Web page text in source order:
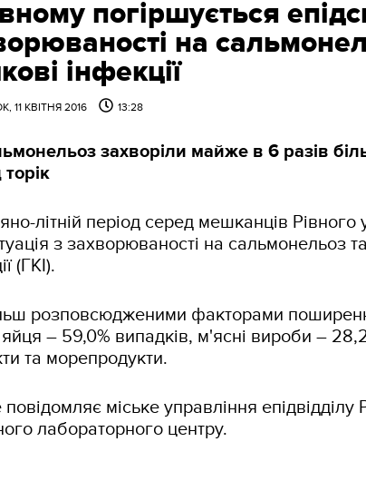
погіршується
на
інфекції
11 КВІТНЯ 2016 13:28
захворіли майже в 6 разів
літній період серед мешканців Рівного
з захворюваності на сальмонельоз
(ГКІ).
розповсюдженими факторами
яйця – 59,0% випадків, м'ясні вироби –
та морепродукти.
міське управління епідвідділу
лабораторного центру.